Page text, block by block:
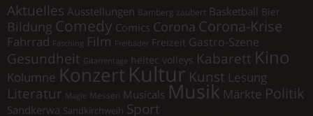
Aktuelles Ausstellungen Bamberg zaubert Basketball Bier
Bildung Comedy Comics Corona Corona-Krise
Fahrrad Fasching Film Freibäder Freizeit Gastro-Szene
Gesundheit Gitarrentage heitec volleys Kabarett Kino
Kolumne Konzert Kultur Kunst Lesung
Literatur Magie Messen Musicals Musik Märkte Politik
Sandkerwa Sandkirchweih Sport